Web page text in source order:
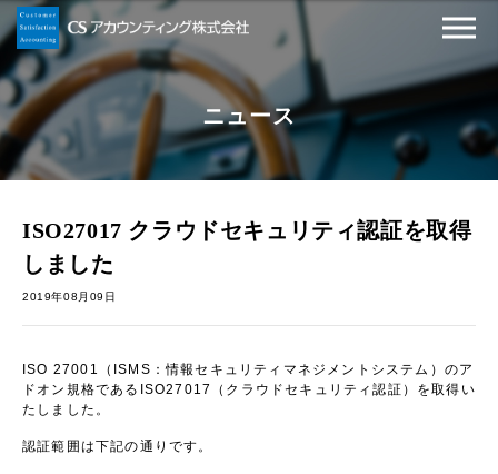
ニュース
ISO27017 クラウドセキュリティ認証を取得
しました
2019年08月09日
ISO 27001（ISMS：情報セキュリティマネジメントシステム）のア
ドオン規格であるISO27017（クラウドセキュリティ認証）を取得い
たしました。
認証範囲は下記の通りです。